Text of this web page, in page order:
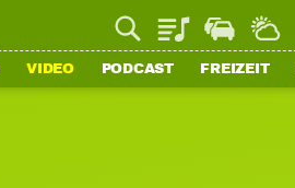
PlaylistStaupilot
VIDEO PODCAST FREIZEIT